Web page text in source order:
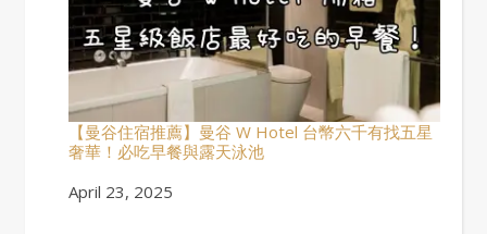
【曼谷住宿推薦】曼谷 W Hotel 台幣六千有找五星
奢華！必吃早餐與露天泳池
Date
April 23, 2025